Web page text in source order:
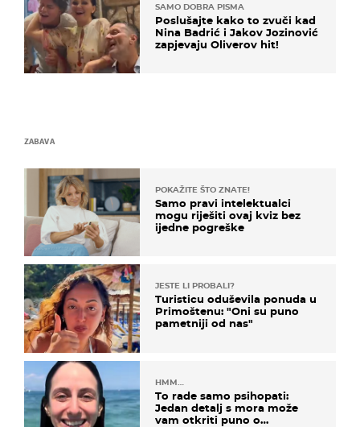
SAMO DOBRA PISMA
Poslušajte kako to zvuči kad
Nina Badrić i Jakov Jozinović
zapjevaju Oliverov hit!
ZABAVA
POKAŽITE ŠTO ZNATE!
Samo pravi intelektualci
mogu riješiti ovaj kviz bez
ijedne pogreške
JESTE LI PROBALI?
Turisticu oduševila ponuda u
Primoštenu: "Oni su puno
pametniji od nas"
HMM…
To rade samo psihopati:
Jedan detalj s mora može
vam otkriti puno o